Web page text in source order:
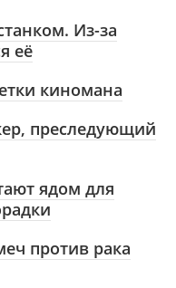
Из-за
её
киномана
преследующий
ядом для
против рака